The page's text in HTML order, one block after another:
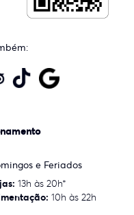
e Feriados
13h às 20h*
10h às 22h